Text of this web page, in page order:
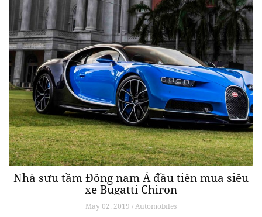
Nhà sưu tầm Đông nam Á đầu tiên mua siêu
xe Bugatti Chiron
May 02, 2019 / Automobiles